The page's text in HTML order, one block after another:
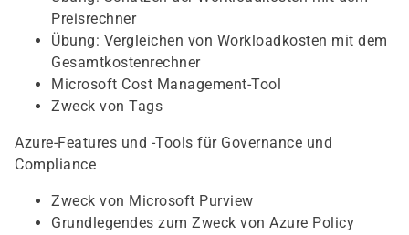
Preisrechner
Übung: Vergleichen von Workloadkosten mit dem
Gesamtkostenrechner
Microsoft Cost Management-Tool
Zweck von Tags
Azure-Features und -Tools für Governance und
Compliance
Zweck von Microsoft Purview
Grundlegendes zum Zweck von Azure Policy